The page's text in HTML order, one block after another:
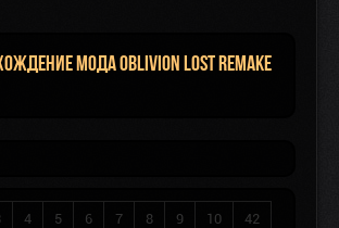
мода Oblivion Lost Remake
4 5 6 7 8 9 10 42